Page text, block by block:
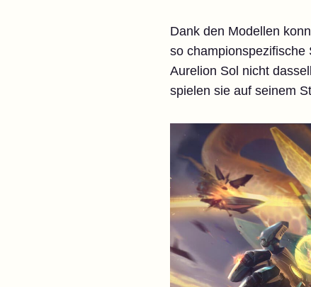
Dank den Modellen
so championspezifische
Aurelion Sol nicht
spielen sie auf seinem